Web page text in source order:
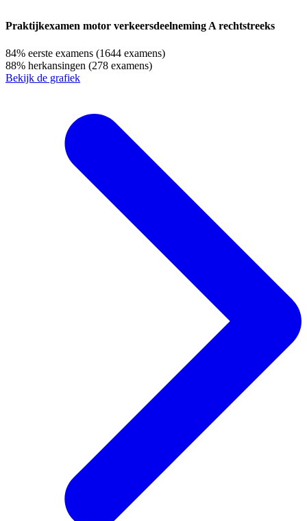
Praktijkexamen motor verkeersdeelneming A rechtstreeks
84% eerste examens (1644 examens)
88% herkansingen (278 examens)
Bekijk de grafiek